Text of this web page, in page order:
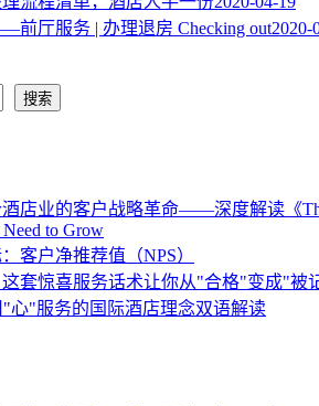
厅服务 | 办理退房 Checking out2020-
搜索
店业的客户战略革命——深度解读《The
to Grow
客户净推荐值（NPS）
套惊喜服务话术让你从"合格"变成"被
"心"服务的国际酒店理念双语解读